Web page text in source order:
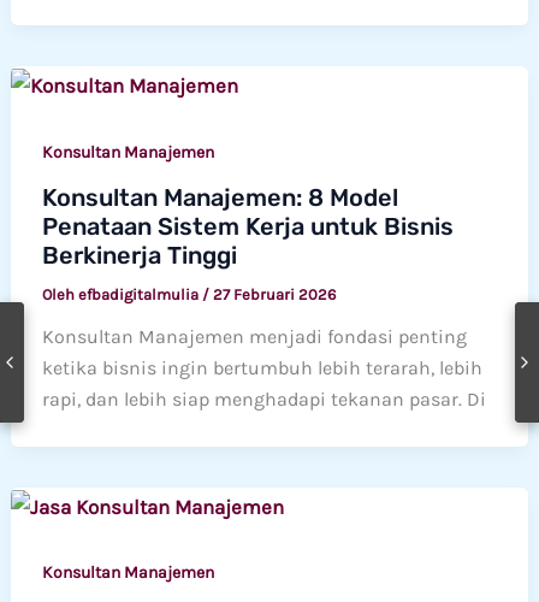
Konsultan Manajemen
Konsultan Manajemen: 8 Model
Penataan Sistem Kerja untuk Bisnis
Berkinerja Tinggi
Oleh efbadigitalmulia / 27 Februari 2026
Konsultan Manajemen menjadi fondasi penting
ketika bisnis ingin bertumbuh lebih terarah, lebih
rapi, dan lebih siap menghadapi tekanan pasar. Di
Konsultan Manajemen